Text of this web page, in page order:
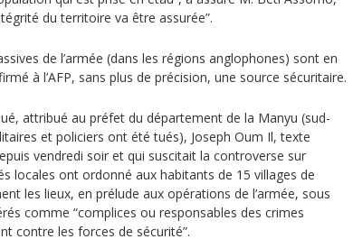
du territoire va être assurée”.
de l’armée (dans les régions anglophones) sont en
à l’AFP, sans plus de précision, une source sécuritaire.
attribué au préfet du département de la Manyu (sud-
et policiers ont été tués), Joseph Oum Il, texte
vendredi soir et qui suscitait la controverse sur
locales ont ordonné aux habitants de 15 villages de
les lieux, en prélude aux opérations de l’armée, sous
comme “complices ou responsables des crimes
contre les forces de sécurité”.